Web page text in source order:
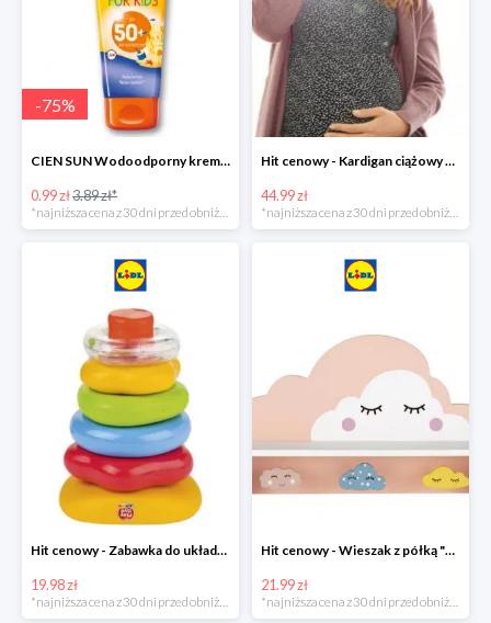
-75%
CIEN SUN Wodoodporny krem do opalania dla dzieci SPF 50 -39%
0.99 zł3.89 zł*
*najniższa cena z 30 dni przed obniżką
Hit cenowy - Kardigan ciążowy z biobawełny
44.99 zł
*najniższa cena z 30 dni przed obniżką
Hit cenowy - Zabawka do układania
19.98 zł
Hit cenowy - Wieszak z półką "Chmurka"
21.99 zł